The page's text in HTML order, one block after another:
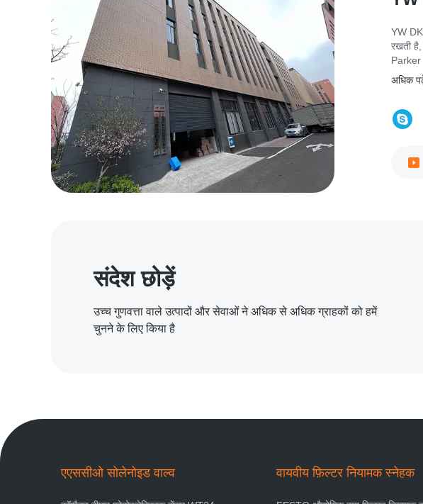
YW
रखती
Parker
हैं।हम
अधिक
संदेश छोड़ें
उच्च गुणवत्ता वाले उत्पादों और सेवाओं ने अधिक से अधिक ग्राहकों को हमें
चुनने के लिए किया है
एएससीओ सोलेनोइड वाल्व वायवीय फ़िल्टर नियामक स्नेहक